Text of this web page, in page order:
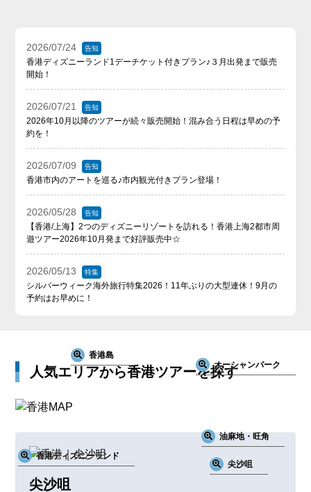
2026/07/24 告知
香港ディズニーランド1デーチケット付きプラン♪３月出発まで販売
開始！
2026/07/21 告知
2026年10月以降のツアーが続々販売開始！混み合う日程は早めの予
約を！
2026/07/09 告知
香港市内のアートを巡る♪市内観光付きプラン登場！
2026/05/28 告知
【香港/上海】2つのディズニーリゾートを訪れる！香港上海2都市周
遊ツアー2026年10月発まで好評販売中☆
2026/05/13 特集
シルバーウィーク海外旅行特集2026！11年ぶりの大型連休！9月の
予約はお早めに！
人気エリアから香港ツアーを探す
尖沙咀
油麻地・旺角
香港ディズニーランド
香港島
オーシャンパーク
尖沙咀